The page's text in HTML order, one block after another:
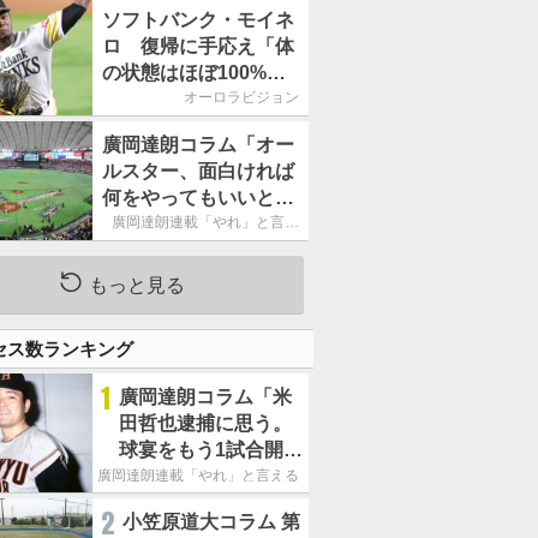
に」／後半戦に息巻
く！
ソフトバンク・モイネ
ロ 復帰に手応え「体
の状態はほぼ100%」
／後半戦に息巻く！
オーロラビジョン
廣岡達朗コラム「オー
ルスター、面白ければ
何をやってもいいとい
う発想は大間違い」
廣岡達朗連載「やれ」と言え
る信念
もっと見る
ス数ランキング
1 廣岡達朗コラム「米
田哲也逮捕に思う。
球宴をもう1試合開催
でOB救済を」
廣岡達朗連載「やれ」と言える信念
2 小笠原道大コラム 第